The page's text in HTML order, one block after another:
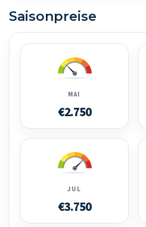
Saisonpreise
MAI
€2.750
JUL
€3.750